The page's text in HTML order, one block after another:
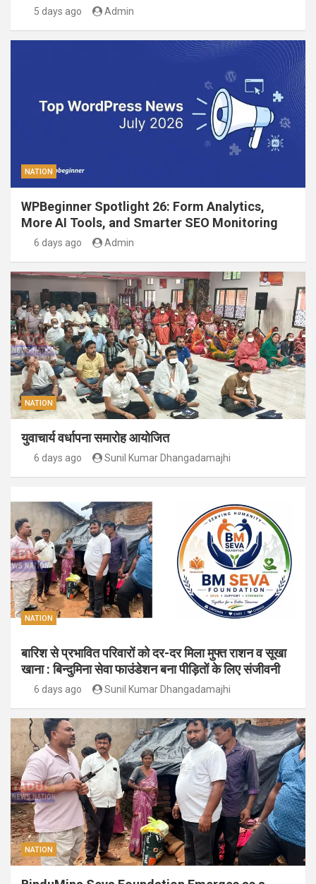
5 days ago Admin
NATION
WPBeginner Spotlight 26: Form Analytics,
More AI Tools, and Smarter SEO Monitoring
6 days ago Admin
NATION
युवाचार्य वर्धापना समारोह आयोजित
6 days ago Sunil Kumar Dhangadamajhi
NATION
बारिश से प्रभावित परिवारों को दर-दर मिला मुफ्त राशन व सूखा
खाना : बिन्दुमिना सेवा फाउंडेशन बना पीड़ितों के लिए संजीवनी
6 days ago Sunil Kumar Dhangadamajhi
NATION